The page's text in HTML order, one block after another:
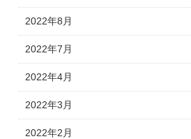
2022年8月
2022年7月
2022年4月
2022年3月
2022年2月